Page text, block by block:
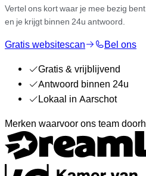
Vertel ons kort waar je mee bezig
en je krijgt binnen 24u antwoord.
Gratis websitescan Bel ons
Gratis & vrijblijvend
Antwoord binnen 24u
Lokaal in Aarschot
Merken waarvoor ons team